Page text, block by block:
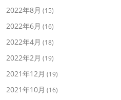
2022年8月 (15)
2022年6月 (16)
2022年4月 (18)
2022年2月 (19)
2021年12月 (19)
2021年10月 (16)